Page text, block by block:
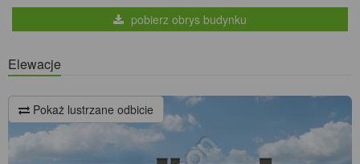
pobierz obrys budynku
Elewacje
Pokaż lustrzane odbicie